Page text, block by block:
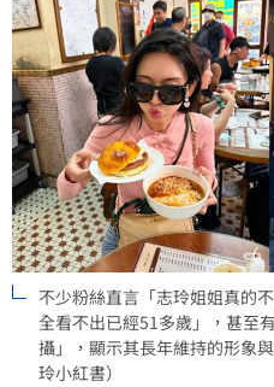
不少粉絲直言「志玲姐姐真的
全看不出已經51多歲」，甚至
攝」，顯示其長年維持的形象
玲小紅書）